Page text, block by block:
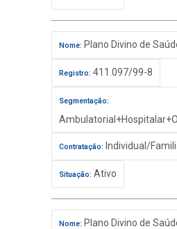
Nome: Plano Divino de
Registro: 411.097/99-8
Segmentação:
Contratação: Individual/
Situação: Ativo
Nome: Plano Divino de